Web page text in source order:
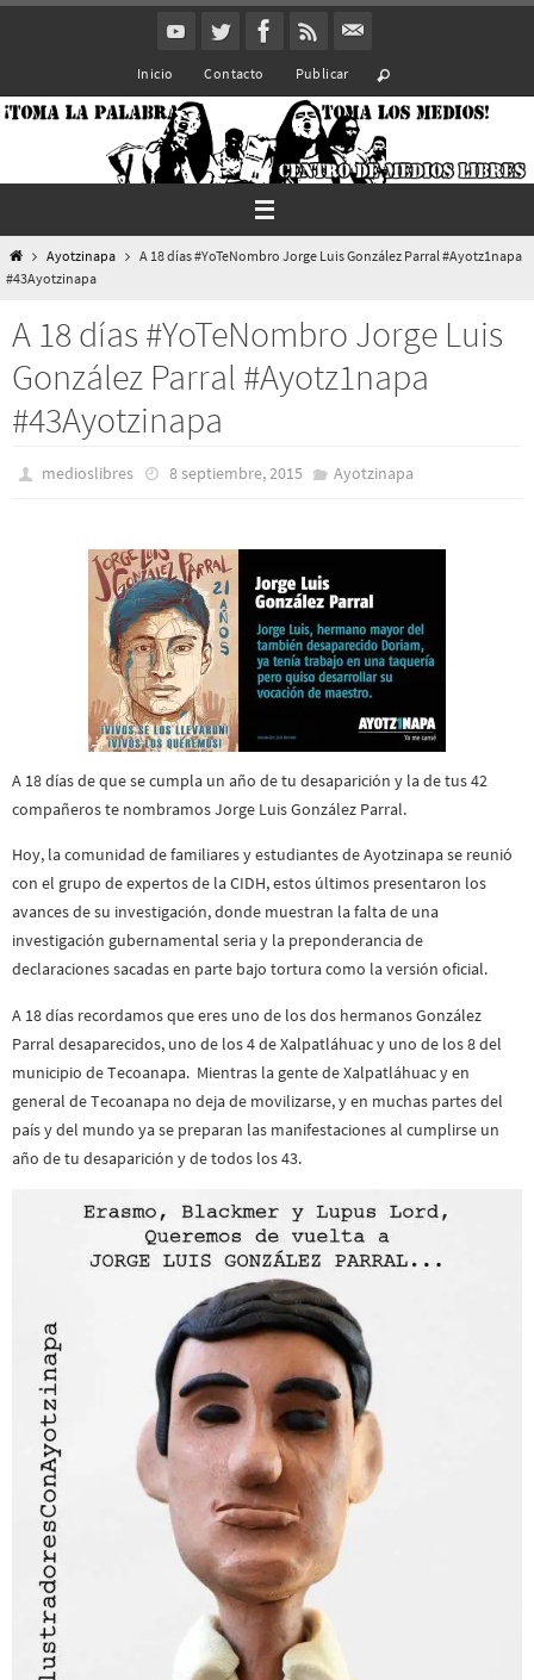
Inicio Contacto Publicar
InicioAyotzinapa
A 18 días #YoTeNombro Jorge Luis González Parral #Ayotz1napa
#43Ayotzinapa
A 18 días #YoTeNombro Jorge Luis
González Parral #Ayotz1napa
#43Ayotzinapa
medioslibres 8 septiembre, 2015 Ayotzinapa
A 18 días de que se cumpla un año de tu desaparición y la de tus 42
compañeros te nombramos Jorge Luis González Parral.
Hoy, la comunidad de familiares y estudiantes de Ayotzinapa se reunió
con el grupo de expertos de la CIDH, estos últimos presentaron los
avances de su investigación, donde muestran la falta de una
investigación gubernamental seria y la preponderancia de
declaraciones sacadas en parte bajo tortura como la versión oficial.
A 18 días recordamos que eres uno de los dos hermanos González
Parral desaparecidos, uno de los 4 de Xalpatláhuac y uno de los 8 del
municipio de Tecoanapa. Mientras la gente de Xalpatláhuac y en
general de Tecoanapa no deja de movilizarse, y en muchas partes del
país y del mundo ya se preparan las manifestaciones al cumplirse un
año de tu desaparición y de todos los 43.